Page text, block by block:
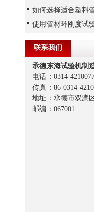
联系我们
承德东海试验机制
电话：0314-
传真：86-0314-
地址：承德市双滦
邮编：067001